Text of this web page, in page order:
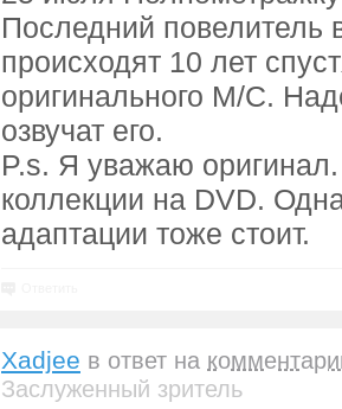
Последний повелитель
происходят 10 лет
оригинального М/С.
озвучат его.
P.s. Я уважаю
коллекции на DVD.
адаптации тоже стоит.
Xadjee в ответ на
Заслуженный зритель